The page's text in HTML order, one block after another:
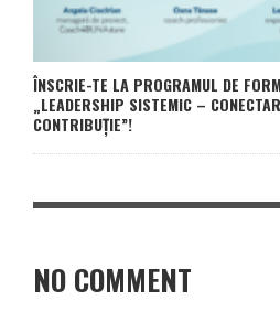
ÎNSCRIE-TE LA PROGRAMUL DE
„LEADERSHIP SISTEMIC –
CONTRIBUȚIE”!
NO COMMENT